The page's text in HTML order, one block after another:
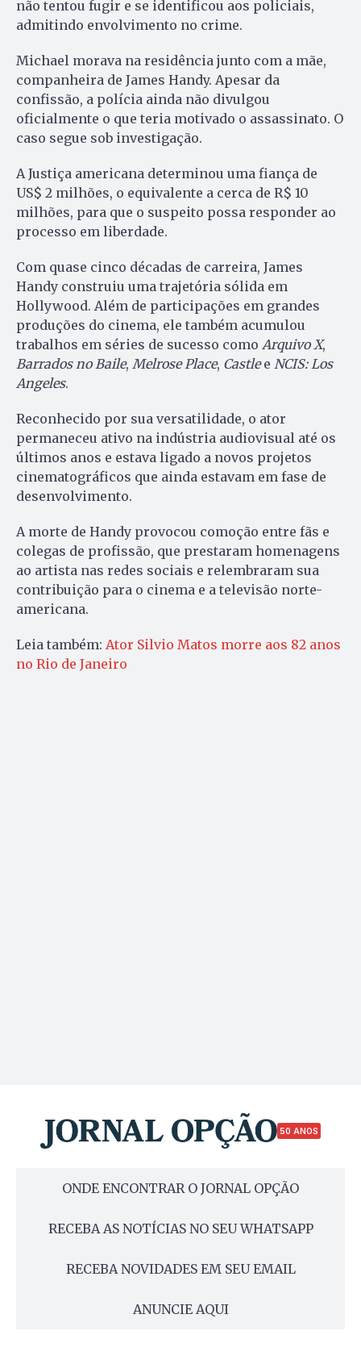
não tentou fugir e se identificou aos policiais,
admitindo envolvimento no crime.
Michael morava na residência junto com a mãe,
companheira de James Handy. Apesar da
confissão, a polícia ainda não divulgou
oficialmente o que teria motivado o assassinato. O
caso segue sob investigação.
A Justiça americana determinou uma fiança de
US$ 2 milhões, o equivalente a cerca de R$ 10
milhões, para que o suspeito possa responder ao
processo em liberdade.
Com quase cinco décadas de carreira, James
Handy construiu uma trajetória sólida em
Hollywood. Além de participações em grandes
produções do cinema, ele também acumulou
trabalhos em séries de sucesso como Arquivo X,
Barrados no Baile, Melrose Place, Castlee NCIS: Los
Angeles.
Reconhecido por sua versatilidade, o ator
permaneceu ativo na indústria audiovisual até os
últimos anos e estava ligado a novos projetos
cinematográficos que ainda estavam em fase de
desenvolvimento.
A morte de Handy provocou comoção entre fãs e
colegas de profissão, que prestaram homenagens
ao artista nas redes sociais e relembraram sua
contribuição para o cinema e a televisão norte-
americana.
Leia também: Ator Silvio Matos morre aos 82 anos
no Rio de Janeiro
50 ANOS
ONDE ENCONTRAR O JORNAL OPÇÃO
RECEBA AS NOTÍCIAS NO SEU WHATSAPP
RECEBA NOVIDADES EM SEU EMAIL
ANUNCIE AQUI